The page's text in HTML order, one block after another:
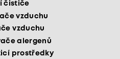
čističe
vzduchu
vzduchu
alergenů
prostředky